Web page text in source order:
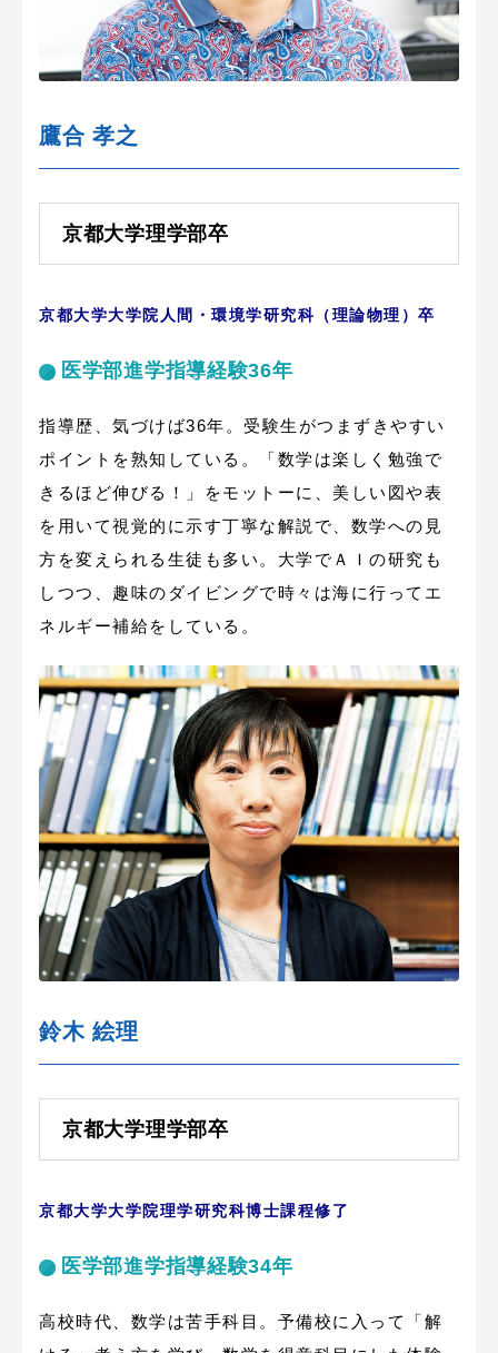
鷹合 孝之
京都大学理学部卒
京都大学大学院人間・環境学研究科（理論物理）卒
医学部進学指導経験36年
指導歴、気づけば36年。受験生がつまずきやすい
ポイントを熟知している。「数学は楽しく勉強で
きるほど伸びる！」をモットーに、美しい図や表
を用いて視覚的に示す丁寧な解説で、数学への見
方を変えられる生徒も多い。大学でＡＩの研究も
しつつ、趣味のダイビングで時々は海に行ってエ
ネルギー補給をしている。
鈴木 絵理
京都大学理学部卒
京都大学大学院理学研究科博士課程修了
医学部進学指導経験34年
高校時代、数学は苦手科目。予備校に入って「解